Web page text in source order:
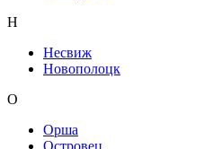
Н
Несвиж
Новополоцк
О
Орша
Островец